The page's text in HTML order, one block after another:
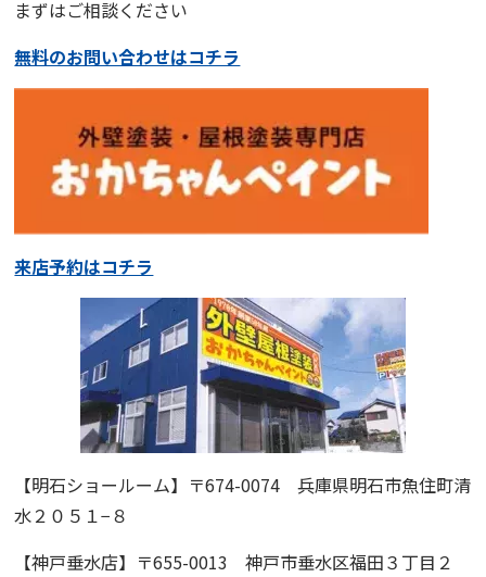
まずはご相談ください
無料のお問い合わせはコチラ
来店予約はコチラ
【明石ショールーム】 〒674-0074 兵庫県明石市魚住町清
水２０５１−８
【神戸垂水店】 〒655-0013 神戸市垂水区福田３丁目２